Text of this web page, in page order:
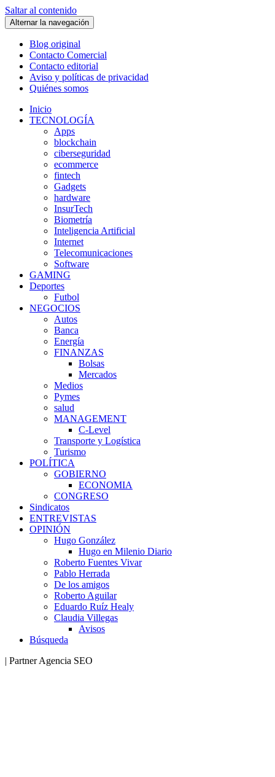
Saltar al contenido
Alternar la navegación
Blog original
Contacto Comercial
Contacto editorial
Aviso y políticas de privacidad
Quiénes somos
Inicio
TECNOLOGÍA
Apps
blockchain
ciberseguridad
ecommerce
fintech
Gadgets
hardware
InsurTech
Biometría
Inteligencia Artificial
Internet
Telecomunicaciones
Software
GAMING
Deportes
Futbol
NEGOCIOS
Autos
Banca
Energía
FINANZAS
Bolsas
Mercados
Medios
Pymes
salud
MANAGEMENT
C-Level
Transporte y Logística
Turismo
POLÍTICA
GOBIERNO
ECONOMIA
CONGRESO
Sindicatos
ENTREVISTAS
OPINIÓN
Hugo González
Hugo en Milenio Diario
Roberto Fuentes Vivar
Pablo Herrada
De los amigos
Roberto Aguilar
Eduardo Ruíz Healy
Claudia Villegas
Avisos
Búsqueda
| Partner Agencia SEO